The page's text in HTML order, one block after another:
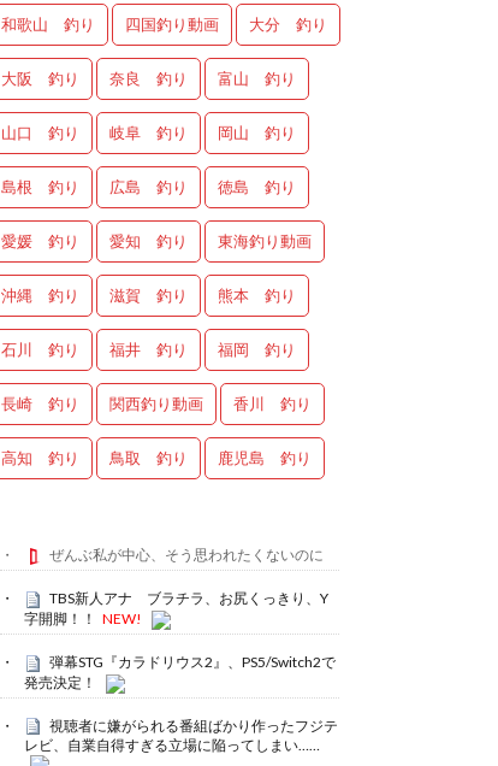
和歌山 釣り 四国釣り動画 大分 釣り
大阪 釣り 奈良 釣り 富山 釣り
山口 釣り 岐阜 釣り 岡山 釣り
島根 釣り 広島 釣り 徳島 釣り
愛媛 釣り 愛知 釣り 東海釣り動画
沖縄 釣り 滋賀 釣り 熊本 釣り
石川 釣り 福井 釣り 福岡 釣り
長崎 釣り 関西釣り動画 香川 釣り
高知 釣り 鳥取 釣り 鹿児島 釣り
ぜんぶ私が中心、そう思われたくないのに
TBS新人アナ ブラチラ、お尻くっきり、Y
字開脚！！
NEW!
弾幕STG『カラドリウス2』、PS5/Switch2で
発売決定！
視聴者に嫌がられる番組ばかり作ったフジテ
レビ、自業自得すぎる立場に陥ってしまい……